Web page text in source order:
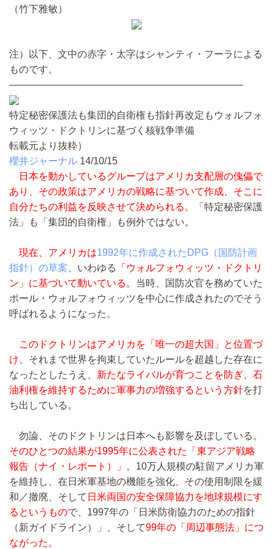
（竹下雅敏）
注）以下、文中の赤字・太字はシャンティ・フーラによる
ものです。
――――――――――――――――――――――――
特定秘密保護法も集団的自衛権も指針再改定もウォルフォ
ウィッツ・ドクトリンに基づく核戦争準備
転載元より抜粋）
櫻井ジャーナル 14/10/15
日本を動かしているグループはアメリカ支配層の傀儡で
あり、その政策はアメリカの戦略に基づいて作成、そこに
自分たちの利益を反映させて決められる。
「特定秘密保護
法」も「集団的自衛権」も例外ではない。
現在、アメリカは1992年に作成されたDPG（国防計画
指針）の草案 、いわゆる
「ウォルフォウィッツ・ドクトリ
ン」に基づいて動いている。 当時、国防次官を務めていた
ポール・ウォルフォウィッツを中心に作成されたのでそう
呼ばれるようになった。
このドクトリンはアメリカを「唯一の超大国」と位置づ
け、 それまで世界を拘束していたルールを超越した存在に
なったとしたうえ、 新たなライバルが育つことを防ぎ、石
油利権を維持するために軍事力の増強するという方針を打
ち出している。
勿論、そのドクトリンは日本へも影響を及ぼしている。
そのひとつの結果が1995年に公表された「東アジア戦略
報告（ナイ・レポート）」
。10万人規模の駐留アメリカ軍
を維持し、在日米軍基地の機能を強化、その使用制限を緩
和／撤廃、そして 日米両国の安全保障協力を地球規模にす
るというもので、1997年の「日米防衛協力のための指針
（新ガイドライン）」、そして99年の「周辺事態法」につ
ながった。